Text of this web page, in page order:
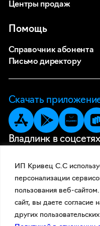
ИП Кривец С.С
персонализации
пользования веб-
сайт, вы даете согласие
других
Помощь
Справочник абонента
Письмо директору
Центры продаж
Скачать
Владлинк в соцсетях